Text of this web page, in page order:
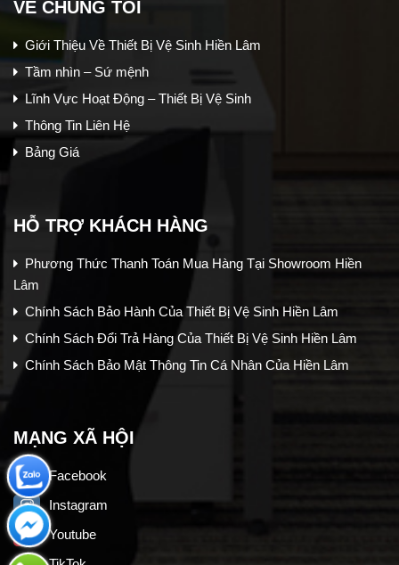
VỀ CHÚNG TÔI
Giới Thiệu Về Thiết Bị Vệ Sinh Hiền Lâm
Tầm nhìn – Sứ mệnh
Lĩnh Vực Hoạt Động – Thiết Bị Vệ Sinh
Thông Tin Liên Hệ
Bảng Giá
HỖ TRỢ KHÁCH HÀNG
Phương Thức Thanh Toán Mua Hàng Tại Showroom Hiền
Lâm
Chính Sách Bảo Hành Của Thiết Bị Vệ Sinh Hiền Lâm
Chính Sách Đổi Trả Hàng Của Thiết Bị Vệ Sinh Hiền Lâm
Chính Sách Bảo Mật Thông Tin Cá Nhân Của Hiền Lâm
MẠNG XÃ HỘI
Facebook
Instagram
Youtube